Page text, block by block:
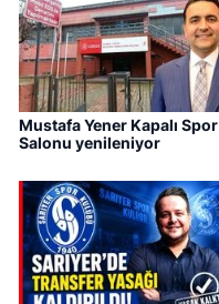
Mustafa Yener Kapalı Spor
Salonu yenileniyor